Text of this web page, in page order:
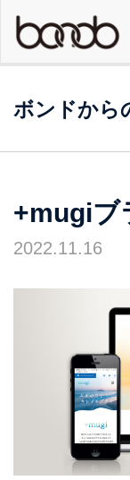
ボンドから
+mugiブ
2022.11.16